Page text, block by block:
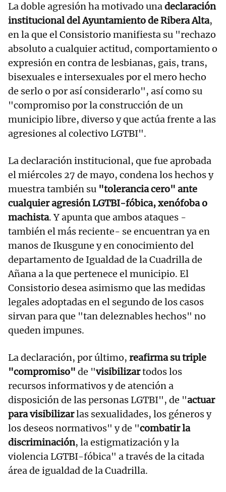
La doble agresión ha motivado unadeclaración
institucional del Ayuntamiento de Ribera Alta,
en la que el Consistorio manifiesta su "rechazo
absoluto a cualquier actitud, comportamiento o
expresión en contra de lesbianas, gais, trans,
bisexuales e intersexuales por el mero hecho
de serlo o por así considerarlo", así como su
"compromiso por la construcción de un
municipio libre, diverso y que actúa frente a las
agresiones al colectivo LGTBI".
La declaración institucional, que fue aprobada
el miércoles 27 de mayo, condena los hechos y
muestra también su "tolerancia cero" ante
cualquier agresión LGTBI-fóbica, xenófoba o
machista. Y apunta que ambos ataques -
también el más reciente- se encuentran ya en
manos de Ikusgune y en conocimiento del
departamento de Igualdad de la Cuadrilla de
Añana a la que pertenece el municipio. El
Consistorio desea asimismo que las medidas
legales adoptadas en el segundo de los casos
sirvan para que "tan deleznables hechos" no
queden impunes.
La declaración, por último, reafirma su triple
"compromiso" de "visibilizartodos los
recursos informativos y de atención a
disposición de las personas LGTBI", de "actuar
para visibilizarlas sexualidades, los géneros y
los deseos normativos" y de "combatir la
discriminación, la estigmatización y la
violencia LGTBI-fóbica" a través de la citada
área de igualdad de la Cuadrilla.